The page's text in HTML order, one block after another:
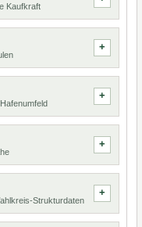
Kaufkraft
Strukturdaten